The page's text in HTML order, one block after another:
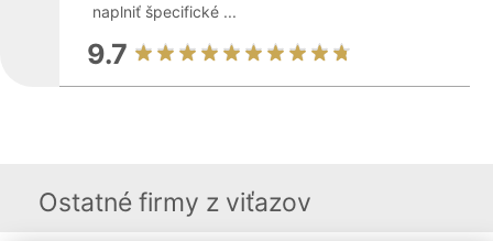
naplniť špecifické ...
9.7
Ostatné firmy z viťazov